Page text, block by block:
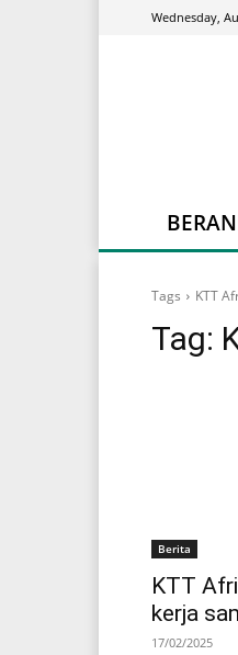
Wednesday,
Tags KTT
Tag:
Berita
KTT
kerja
17/02/2025